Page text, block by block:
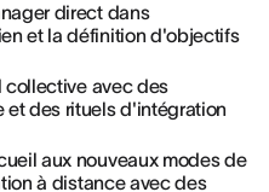
direct dans
et la définition d'objectifs
collective avec des
et des rituels d'intégration
aux nouveaux modes de
à distance avec des